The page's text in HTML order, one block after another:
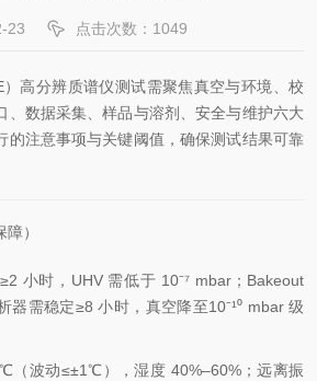
23 点击次数：1049
高分辨质谱仪测试需聚焦真空与环境、校
、数据采集、样品与溶剂、安全与维护六大
的注意事项与关键阈值，确保测试结果可靠
）
小时，UHV 需低于 10⁻⁷ mbar；Bakeout
器需稳定≥8 小时，真空降至10⁻¹⁰ mbar 级
（波动≤±1℃），湿度 40%–60%；远离振